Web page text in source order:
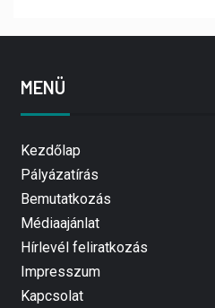
MENÜ
Kezdőlap
Pályázatírás
Bemutatkozás
Médiaajánlat
Hírlevél feliratkozás
Impresszum
Kapcsolat